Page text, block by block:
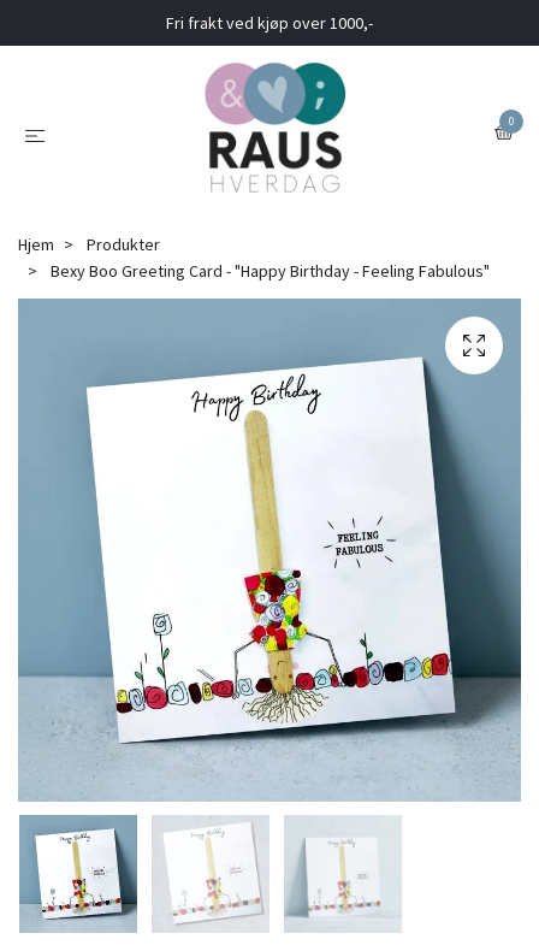
Fri frakt ved kjøp over 1000,-
0
Hjem
Produkter
Bexy Boo Greeting Card - "Happy Birthday - Feeling Fabulous"